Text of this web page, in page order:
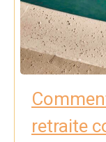
retraite